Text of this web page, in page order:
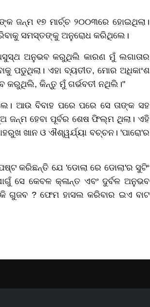
ଜନ୍ମ ୧୭ ମାର୍ଚ୍ଚ ୨୦୦୩ରେ ହୋଇଥିଲା।
ସମସ୍ତଙ୍କୁ ଅନୁରୋଧ କରିଥିଲେ।
ଅନୁଭବ କରୁଥିଲି କାରଣ ମୁଁ ଲଗାତାର
ପଡୁଥିଲା। ଏହା ବ୍ୟତୀତ, ମୋର ଅଧିକାଂଶ
କରୁଥିଲି, କିନ୍ତୁ ମୁଁ ଗର୍ଭବତୀ ନଥିଲି।"
ଆଉ ବିବାହ ପରେ ପରେ ସେ ତାଙ୍କ ସହ
ହେବା ପୂର୍ବର ଶେଷ ଫିଲ୍ମ ଥିଲା। ଏହି
ଖାନ ଓ ଐଶ୍ୱର୍ଯ୍ୟା ବଚ୍ଚନ। 'ପାରୋ'ର
କରିଛନ୍ତି ଯେ 'ଡୋଲା ରେ ଡୋଲା'ର ସୁଟିଂ
ସେ କେବଳ କ୍ଳାନ୍ତ ଏବଂ ଦୁର୍ବଳ ଅନୁଭବ
ଗୁଜବ ? ଫେମ ହାସଲ କରିବାର ଇଏ ବାଟ